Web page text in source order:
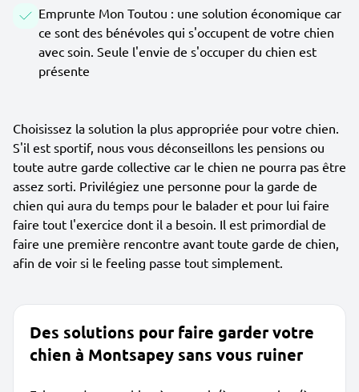
Emprunte Mon Toutou : une solution économique car
ce sont des bénévoles qui s'occupent de votre chien
avec soin. Seule l'envie de s'occuper du chien est
présente
Choisissez la solution la plus appropriée pour votre chien.
S'il est sportif, nous vous déconseillons les pensions ou
toute autre garde collective car le chien ne pourra pas être
assez sorti. Privilégiez une personne pour la garde de
chien qui aura du temps pour le balader et pour lui faire
faire tout l'exercice dont il a besoin. Il est primordial de
faire une première rencontre avant toute garde de chien,
afin de voir si le feeling passe tout simplement.
Des solutions pour faire garder votre
chien à Montsapey sans vous ruiner